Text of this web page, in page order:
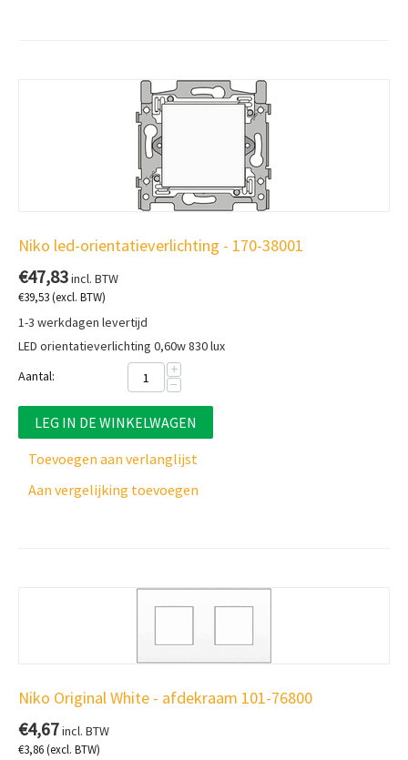
Niko led-orientatieverlichting - 170-38001
€47,83incl. BTW
€39,53(excl. BTW)
1-3 werkdagen levertijd
LED orientatieverlichting 0,60w 830 lux
Aantal:
+
−
LEG IN DE WINKELWAGEN
Toevoegen aan verlanglijst
Aan vergelijking toevoegen
Niko Original White - afdekraam 101-76800
€4,67incl. BTW
€3,86(excl. BTW)